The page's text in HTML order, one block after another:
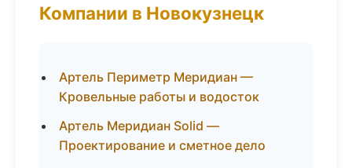
Компании в Новокузнецк
Артель Периметр Меридиан —
Кровельные работы и водосток
Артель Меридиан Solid —
Проектирование и сметное дело